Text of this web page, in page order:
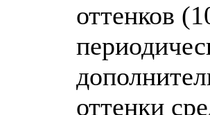
оттенков
оттенки